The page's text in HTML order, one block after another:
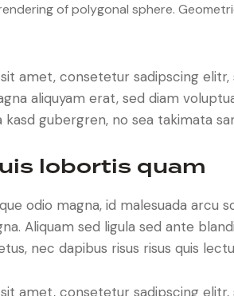
of polygonal sphere.
amet, consetetur sadipscing
aliquyam erat, sed diam
gubergren, no sea takimata
lobortis quam
odio magna, id malesuada arcu
Aliquam sed ligula sed ante
nec dapibus risus risus quis
amet, consetetur sadipscing